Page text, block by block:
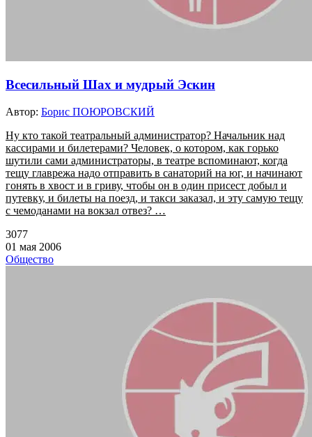
Всесильный Шах и мудрый Эскин
Автор: Борис ПОЮРОВСКИЙ
Ну кто такой театральный администратор? Начальник над
кассирами и билетерами? Человек, о котором, как горько
шутили сами администраторы, в театре вспоминают, когда
тещу главрежа надо отправить в санаторий на юг, и начинают
гонять в хвост и в гриву, чтобы он в один присест добыл и
путевку, и билеты на поезд, и такси заказал, и эту самую тещу
с чемоданами на вокзал отвез? …
3077
01 мая 2006
Общество